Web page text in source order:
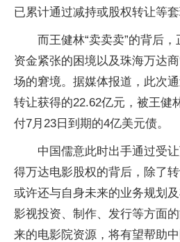
已累计通过减持或股权转让等套
而王健林“卖卖卖”的背后
资金紧张的困境以及珠海万达
场的窘境。据媒体报道，此次
转让获得的22.62亿元，被王健
付7月23日到期的4亿美元债。
中国儒意此时出手通过受
得万达电影股权的背后，除了转
或许还与自身未来的业务规划
影视投资、制作、发行等方面
来的电影院资源，将有望帮助